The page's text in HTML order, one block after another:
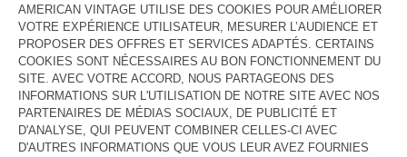
GUIDE DES TAILLES
Livraison estiméeentre le mardi 11 août et le jeudi 13 août
AJOUTER AU PANIER
VOIR LA DISPONIBILITE EN MAGASIN